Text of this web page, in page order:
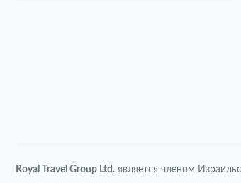
Royal Travel Group Ltd. является членом